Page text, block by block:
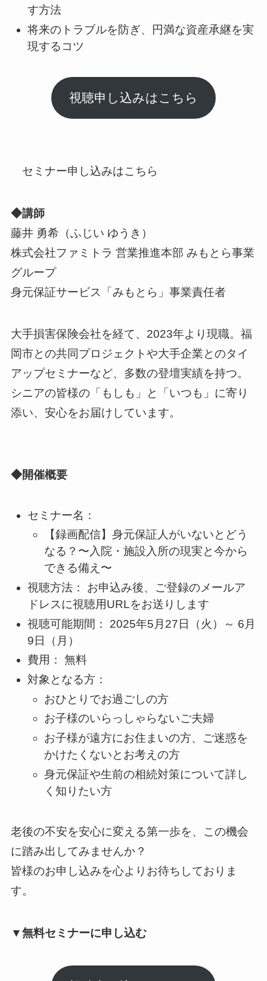
す方法
将来のトラブルを防ぎ、円満な資産承継を実
現するコツ
視聴申し込みはこちら
セミナー申し込みはこちら
◆講師
藤井 勇希（ふじい ゆうき）
株式会社ファミトラ 営業推進本部 みもとら事業
グループ
身元保証サービス「みもとら」事業責任者
大手損害保険会社を経て、2023年より現職。福
岡市との共同プロジェクトや大手企業とのタイ
アップセミナーなど、多数の登壇実績を持つ。
シニアの皆様の「もしも」と「いつも」に寄り
添い、安心をお届けしています。
◆開催概要
セミナー名：
【録画配信】身元保証人がいないとどう
なる？〜入院・施設入所の現実と今から
できる備え〜
視聴方法： お申込み後、ご登録のメールア
ドレスに視聴用URLをお送りします
視聴可能期間： 2025年5月27日（火）～ 6月
9日（月）
費用： 無料
対象となる方：
おひとりでお過ごしの方
お子様のいらっしゃらないご夫婦
お子様が遠方にお住まいの方、ご迷惑を
かけたくないとお考えの方
身元保証や生前の相続対策について詳し
く知りたい方
老後の不安を安心に変える第一歩を、この機会
に踏み出してみませんか？
皆様のお申し込みを心よりお待ちしておりま
す。
▼無料セミナーに申し込む